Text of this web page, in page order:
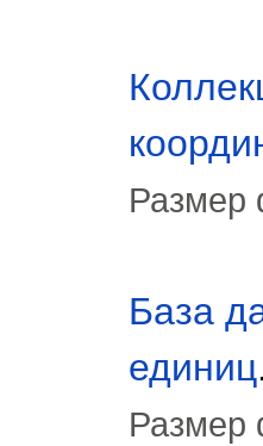
Размер
База
единиц
Размер